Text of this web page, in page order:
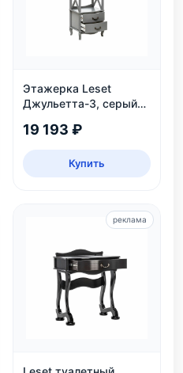
Этажерка Leset
Джульетта-3, серый
19 193 ₽
Купить
реклама